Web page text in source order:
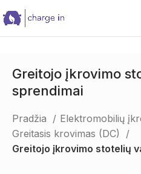
Greitojo įkrovimo
sprendimai
Pradžia
Elektromobilių
Greitasis krovimas (DC)
Greitojo įkrovimo stotelių